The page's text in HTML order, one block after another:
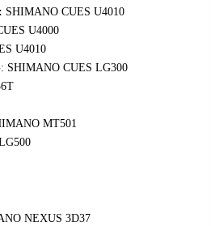
SHIMANO CUES U4010
U4000
U4010
SHIMANO CUES LG300
MT501
NEXUS 3D37